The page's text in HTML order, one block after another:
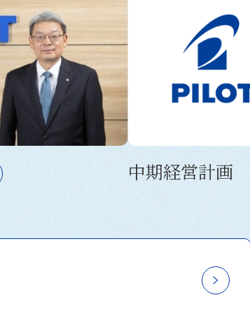
中期経営計画